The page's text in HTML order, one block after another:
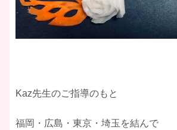
Kaz先生のご指導のもと
福岡・広島・東京・埼玉を結んで